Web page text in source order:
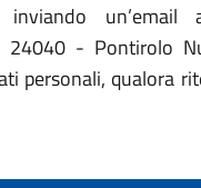
un’email
24040 - Pontirolo
personali, qualora